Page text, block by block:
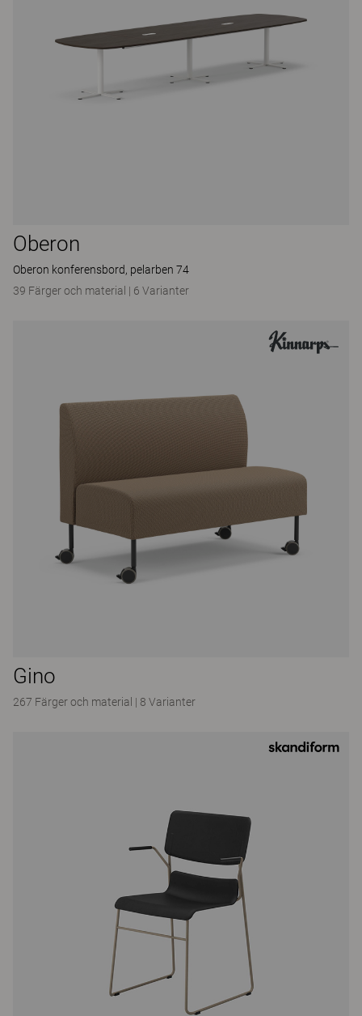
Oberon
Oberon konferensbord, pelarben 74
39 Färger och material | 6 Varianter
Gino
267 Färger och material | 8 Varianter